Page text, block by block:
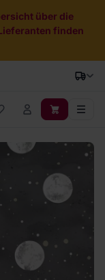
über die
finden